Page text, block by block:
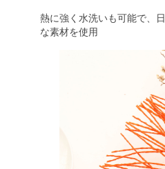
熱に強く水洗いも可能で、
な素材を使用